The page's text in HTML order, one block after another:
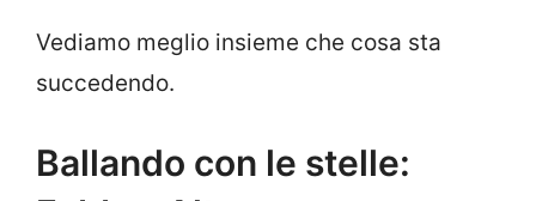
Vediamo meglio insieme che cosa sta
succedendo.
Ballando con le stelle: